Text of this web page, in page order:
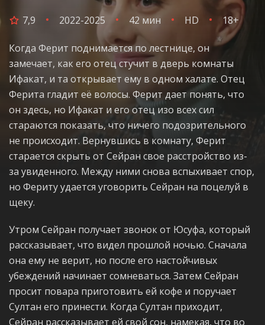
7,9 2022-2025 42 мин HD 18+
Когда Ферит поднимается по лестнице, он
замечает, как его отец стучит в дверь комнаты
Ифакат, и та открывает ему в одном халате. Отец
Ферита гладит её волосы. Ферит дает понять, что
он здесь, но Ифакат и его отец изо всех сил
стараются показать, что ничего подозрительного
не происходит. Вернувшись в комнату, Ферит
старается скрыть от Сейран свое расстройство из-
за увиденного. Между ними снова вспыхивает спор,
но Фериту удается уговорить Сейран на поцелуй в
щеку.
Утром Сейран получает звонок от Юсуфа, который
рассказывает, что видел прошлой ночью. Сначала
она ему не верит, но после его настойчивых
убеждений начинает сомневаться. Затем Сейран
просит повара приготовить ей кофе и поручает
Султан его принести. Когда Султан приходит,
Сейран рассказывает ей свой сон, намекая, что во